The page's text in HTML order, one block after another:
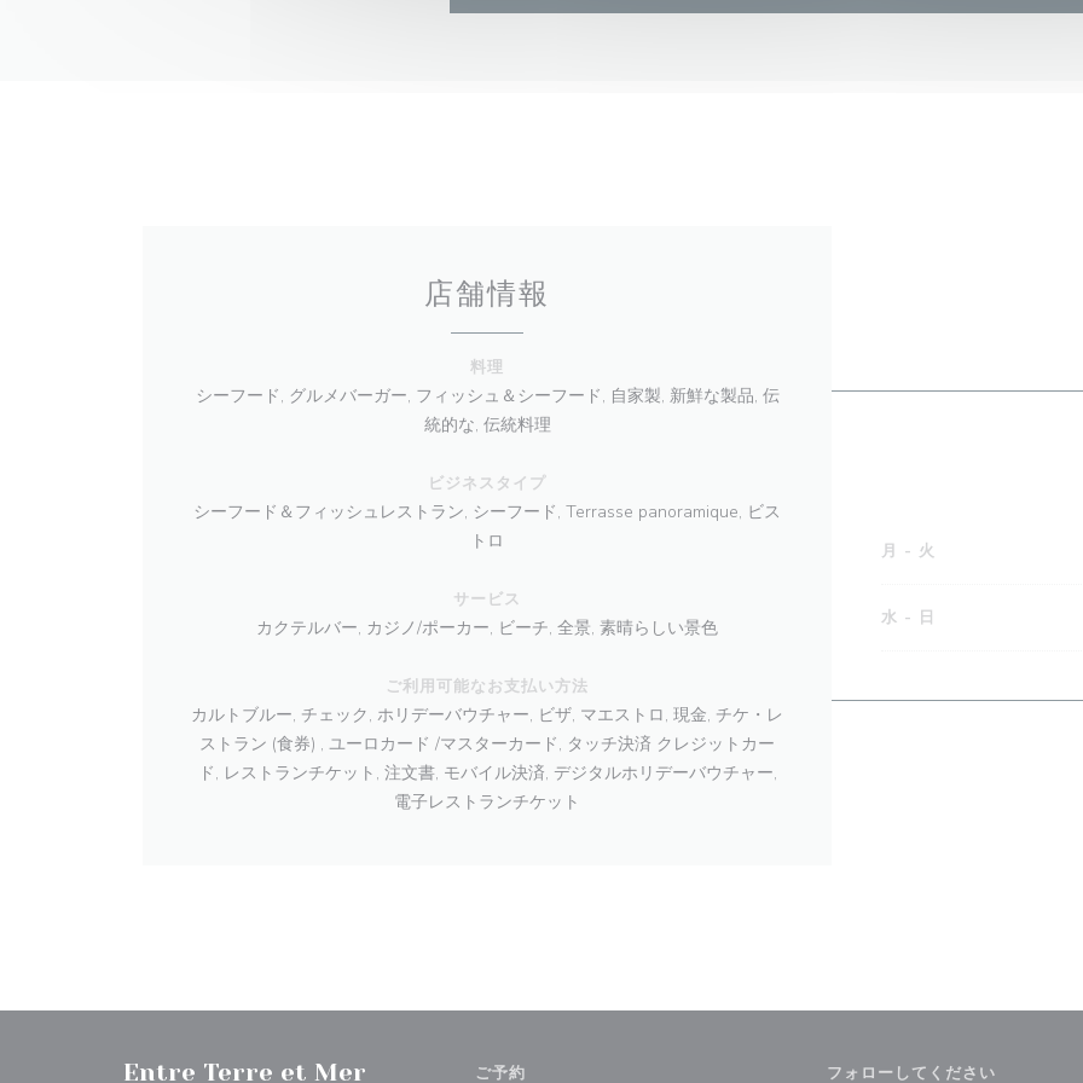
店舗情報
料理
シーフード, グルメバーガー, フィッシュ＆シーフード, 自家製, 新鮮な製品, 伝
統的な, 伝統料理
ビジネスタイプ
シーフード＆フィッシュレストラン, シーフード, Terrasse panoramique, ビス
トロ
サービス
カクテルバー, カジノ/ポーカー, ビーチ, 全景, 素晴らしい景色
ご利用可能なお支払い方法
カルトブルー, チェック, ホリデーバウチャー, ビザ, マエストロ, 現金, チケ・レ
ストラン (食券) , ユーロカード /マスターカード, タッチ決済 クレジットカー
ド, レストランチケット, 注文書, モバイル決済, デジタルホリデーバウチャー,
電子レストランチケット
月 - 火
水 - 日
Entre Terre et Mer ご予約 フォローしてください